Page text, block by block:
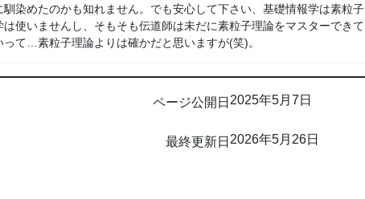
染めたのかも知れません。でも安心して下さい、基礎情報学は素粒子
使いませんし、そもそも伝道師は未だに素粒子理論をマスターできて
て…素粒子理論よりは確かだと思いますが(笑)。
ページ公開日 2025年5月7日
最終更新日 2026年5月26日